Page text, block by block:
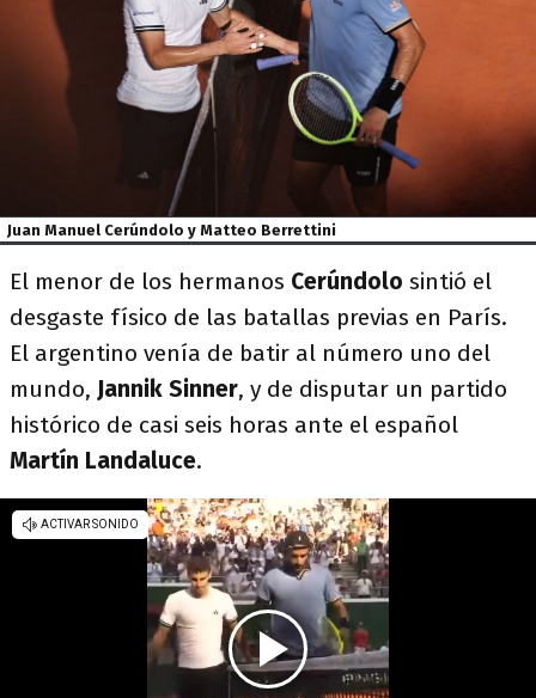
Juan Manuel Cerúndolo y Matteo Berrettini
El menor de los hermanos Cerúndolo sintió el
desgaste físico de las batallas previas en París.
El argentino venía de batir al número uno del
mundo, Jannik Sinner, y de disputar un partido
histórico de casi seis horas ante el español
Martín Landaluce.